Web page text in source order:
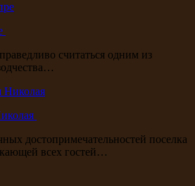
считаться одним из
достопримечательностей поселка
всех гостей…